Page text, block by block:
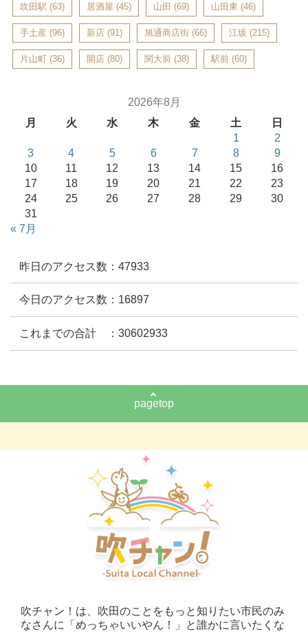
吹田駅 (63) 居酒屋 (45) 山田 (69) 山田東 (46)
手土産 (96) 新店 (91) 旭通商店街 (66) 江坂 (215)
片山町 (36) 開店 (80) 関大前 (38) 駅前 (60)
2026年8月
月
火 水 木 金 土
日
1
2
3
4 5 6 7 8
9
10
11 12 13 14 15
16
17
18 19 20 21 22
23
24
25 26 27 28 29
30
31
« 7月
昨日のアクセス数：47933
今日のアクセス数：16897
これまでの合計 ：30602933
pagetop
吹チャン！は、吹田のことをもっと知りたい市民のみ
なさんに「めっちゃいいやん！」と誰かに言いたくな